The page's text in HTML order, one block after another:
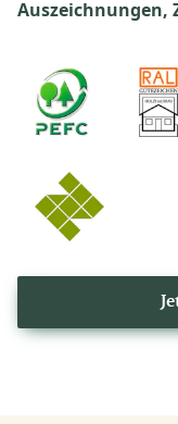
Auszeichnungen,